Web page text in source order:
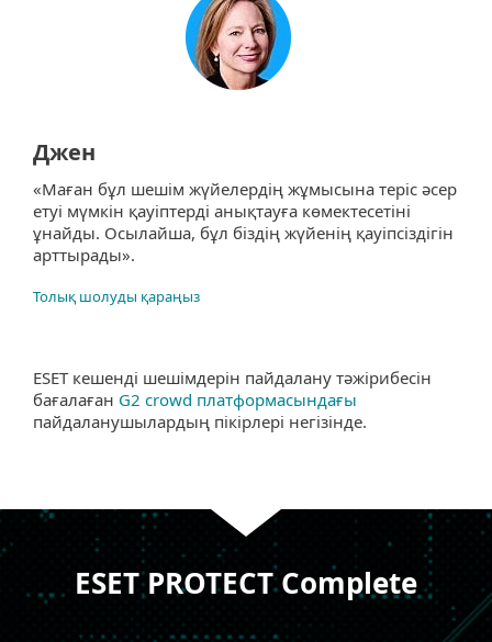
Джен
«Маған бұл шешім жүйелердің жұмысына теріс әсер
етуі мүмкін қауіптерді анықтауға көмектесетіні
ұнайды. Осылайша, бұл біздің жүйенің қауіпсіздігін
арттырады».
Толық шолуды қараңыз
ESET кешенді шешімдерін пайдалану тәжірибесін
бағалаған G2 crowd платформасындағы
пайдаланушылардың пікірлері негізінде.